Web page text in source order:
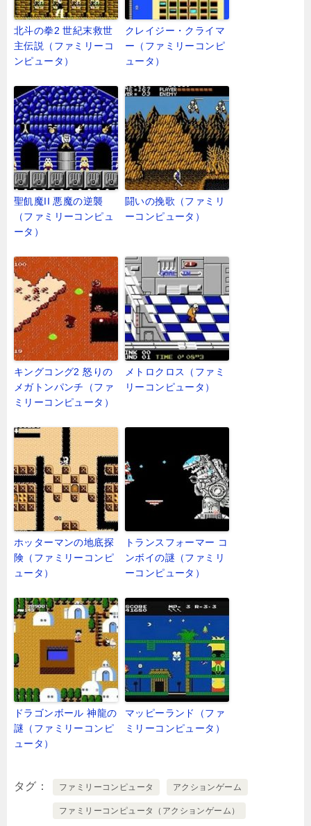
北斗の拳2 世紀末救世
主伝説（ファミリーコ
ンピュータ）
クレイジー・クライマ
ー（ファミリーコンピ
ュータ）
聖飢魔II 悪魔の逆襲
（ファミリーコンピュ
ータ）
闘いの挽歌（ファミリ
ーコンピュータ）
キングコング2 怒りの
メガトンパンチ（ファ
ミリーコンピュータ）
メトロクロス（ファミ
リーコンピュータ）
ホッターマンの地底探
険（ファミリーコンピ
ュータ）
トランスフォーマー コ
ンボイの謎（ファミリ
ーコンピュータ）
ドラゴンボール 神龍の
謎（ファミリーコンピ
ュータ）
マッピーランド（ファ
ミリーコンピュータ）
タグ ファミリーコンピュータ アクションゲーム
ファミリーコンピュータ（アクションゲーム）